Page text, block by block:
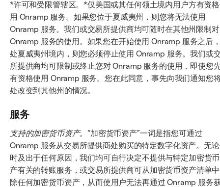
*许可和受限管辖区。*仅美国或其任何领土境内用户方有资
用 Onramp 服务。如果您位于夏威夷州，则您将无法使用
Onramp 服务。我们或交易所提供商均可随时在其他州限制对
Onramp 服务的使用。如果您在开始使用 Onramp 服务之后
处夏威夷州境内，则您必须停止使用 Onramp 服务。我们或
所提供商均可限制或终止您对 Onramp 服务的使用，即使您
有资格使用 Onramp 服务。您在此同意，事先向我们通知您
处改变到其他州的情况。
服务
支持的加密货币资产。 “加密货币资产”一词是指您可通过
Onramp 服务从交易所提供商处购买的特定数字化资产。无
时及出于任何原因，我们均可自行决定不提供与特定加密货
产有关的转账服务，或交易所提供商可从加密货币资产清单
除任何加密货币资产，从而使用户无法再通过 Onramp 服务